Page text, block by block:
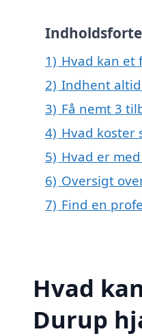
1) Hvad kan et
2) Indhent
3) Få nemt 3
4) Hvad koster
5) Hvad er
6) Oversigt
7) Find en
Hvad
Durup